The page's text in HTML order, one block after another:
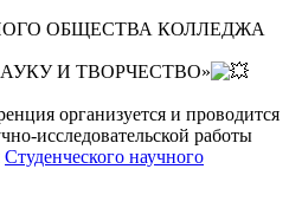
ОБЩЕСТВА КОЛЛЕДЖА
И ТВОРЧЕСТВО»
организуется и проводится
исследовательской работы
Студенческого научного